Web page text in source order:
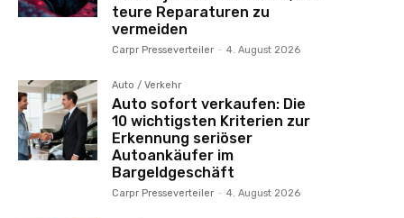
teure Reparaturen zu
vermeiden
Carpr Presseverteiler - 4. August 2026
Auto / Verkehr
Auto sofort verkaufen: Die
10 wichtigsten Kriterien zur
Erkennung seriöser
Autoankäufer im
Bargeldgeschäft
Carpr Presseverteiler - 4. August 2026